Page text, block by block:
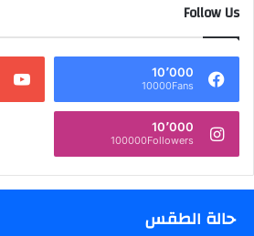
Follow Us
10٬000
10000Fans
10٬000
100000Followers
حالة الطقس